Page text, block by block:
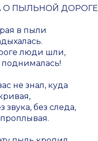
О ПЫЛЬНОЙ ДОРОГЕ
в пыли
люди шли,
не знал, куда
звука, без следа,